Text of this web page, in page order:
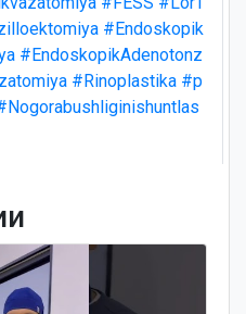
#Endoskopik
#EndoskopikAdenotonz
#Rinoplastika #p